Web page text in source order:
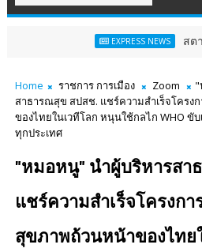
EXPRESS NEWS สตาร์ทวันนี้ - 9
Home ราชการ การเมือง Zoom
"
สาธารณสุข สปสช. แชร์ความสำเร็จโคร
ของไทยในเวทีโลก หนุนใช้กลไก WHO ขั
ทุกประเทศ
"หมอหนู" นำผู้บริหารสา
แชร์ความสำเร็จโครงก
สุขภาพถ้วนหน้าของไทย